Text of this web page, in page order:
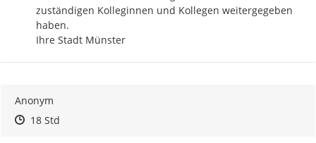
zuständigen Kolleginnen und Kollegen weitergegeben
haben.
Ihre Stadt Münster
Anonym
Zeitpunkt des Erstellens
Zeitpunkt des Erstellens
18 StdZur Äußerung